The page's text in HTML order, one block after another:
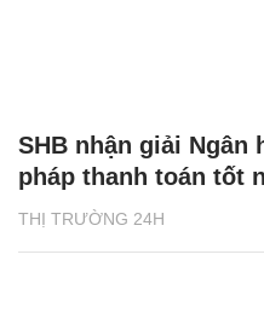
THỊ TRƯỜNG 24H
SHB nhận giải Ngân
pháp thanh toán tốt